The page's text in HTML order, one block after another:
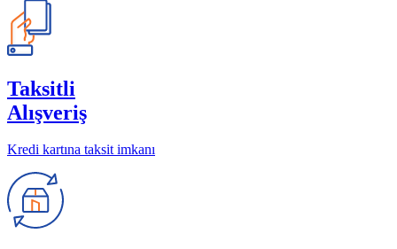
Taksitli
Alışveriş
Kredi kartına taksit imkanı